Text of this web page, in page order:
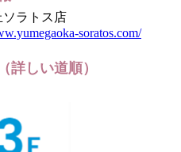
ソラトス店
soratos.com/
詳しい道順）